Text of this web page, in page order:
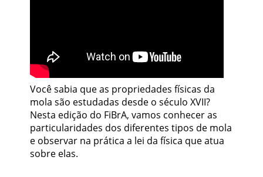
Você sabia que as propriedades físicas da
mola são estudadas desde o século XVII?
Nesta edição do FiBrA, vamos conhecer as
particularidades dos diferentes tipos de mola
e observar na prática a lei da física que atua
sobre elas.